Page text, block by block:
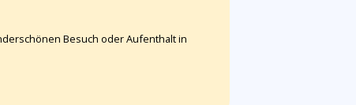
Besuch oder Aufenthalt in